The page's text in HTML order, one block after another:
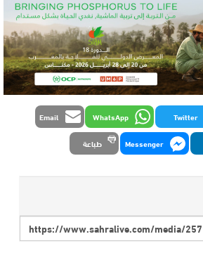
Twitter
WhatsApp
Email
Messenger طباعة